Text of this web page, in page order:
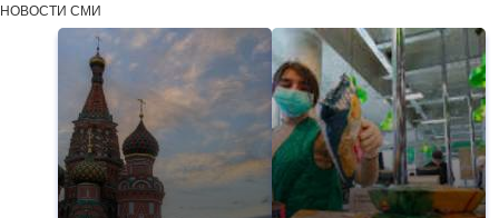
НОВОСТИ СМИ